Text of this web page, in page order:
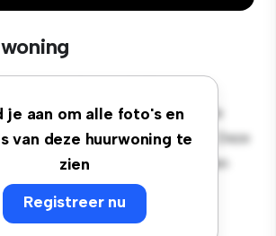
je aan om alle foto's en
van deze huurwoning te
zien
Registreer nu
toevluchtsoord in Rue
Charleroi! Deze comfortabele
en persoonlijke leefruimte. Deze
met de essentiële benodigdheden
biedt een comfortabel bed, een
Dankzij de